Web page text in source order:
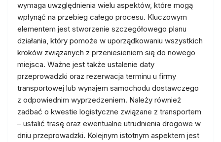
wymaga uwzględnienia wielu aspektów, które mogą
wpłynąć na przebieg całego procesu. Kluczowym
elementem jest stworzenie szczegółowego planu
działania, który pomoże w uporządkowaniu wszystkich
kroków związanych z przeniesieniem się do nowego
miejsca. Ważne jest także ustalenie daty
przeprowadzki oraz rezerwacja terminu u firmy
transportowej lub wynajem samochodu dostawczego
z odpowiednim wyprzedzeniem. Należy również
zadbać o kwestie logistyczne związane z transportem
– ustalić trasę oraz ewentualne utrudnienia drogowe w
dniu przeprowadzki. Kolejnym istotnym aspektem jest